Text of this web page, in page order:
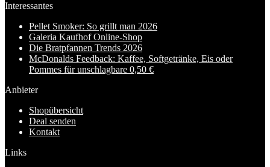
Interessantes
Pellet Smoker: So grillt man 2026
Galeria Kaufhof Online-Shop
Die Bratpfannen Trends 2026
McDonalds Feedback: Kaffee, Softgetränke, Eis oder
Pommes für unschlagbare 0,50 €
Anbieter
Shopübersicht
Deal senden
Kontakt
Links